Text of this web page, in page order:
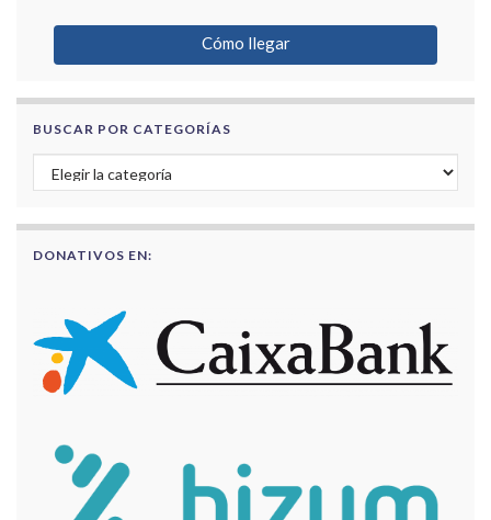
Cómo llegar
BUSCAR POR CATEGORÍAS
Buscar por categorías
DONATIVOS EN: